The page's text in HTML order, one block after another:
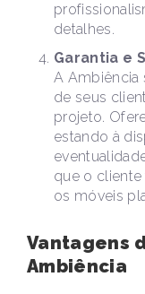
detalhes.
Garantia e
A Ambiência
de seus
projeto.
estando à
que o
os móveis
Vantagens
Ambiência